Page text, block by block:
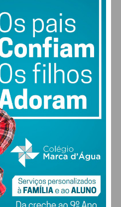
vento: 1m/s E
MAX 17 • MIN 17
32°
QUA QUI
EM PAÇOS DE